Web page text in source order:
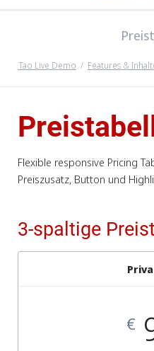
Tao Live Demo Features &
Flexible responsive Pricing
Preiszusatz, Button und
3-spaltige
€